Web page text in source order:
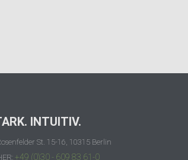
INTUITIV.
St. 15-16, 10315 Berlin
+49 (0)30 - 609 83 61-0